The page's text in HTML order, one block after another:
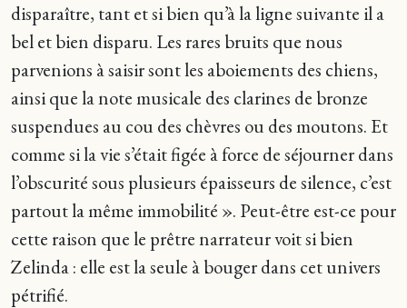
disparaître, tant et si bien qu’à la ligne suivante il a
bel et bien disparu. Les rares bruits que nous
parvenions à saisir sont les aboiements des chiens,
ainsi que la note musicale des clarines de bronze
suspendues au cou des chèvres ou des moutons. Et
comme si la vie s’était figée à force de séjourner dans
l’obscurité sous plusieurs épaisseurs de silence, c’est
partout la même immobilité ». Peut-être est-ce pour
cette raison que le prêtre narrateur voit si bien
Zelinda : elle est la seule à bouger dans cet univers
pétrifié.